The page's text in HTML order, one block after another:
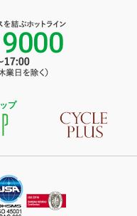
プ